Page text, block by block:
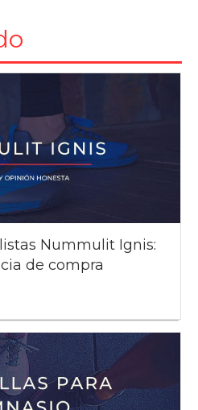
Nummulit Ignis:
de compra